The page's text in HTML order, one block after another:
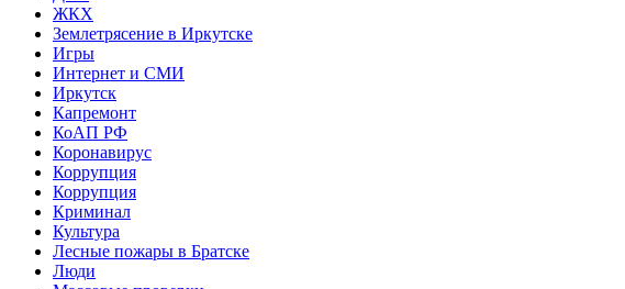
ЖКХ
Землетрясение в Иркутске
Игры
Интернет и СМИ
Иркутск
Капремонт
КоАП РФ
Коронавирус
Коррупция
Коррупция
Криминал
Культура
Лесные пожары в Братске
Люди